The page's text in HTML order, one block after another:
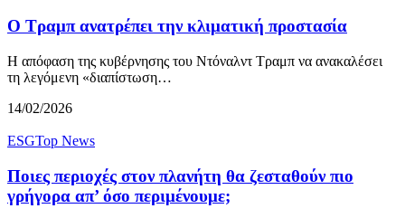
Ο Τραμπ ανατρέπει την κλιματική προστασία
Η απόφαση της κυβέρνησης του Ντόναλντ Τραμπ να ανακαλέσει
τη λεγόμενη «διαπίστωση…
14/02/2026
ESGTop News
Ποιες περιοχές στον πλανήτη θα ζεσταθούν πιο
γρήγορα απ’ όσο περιμένουμε;